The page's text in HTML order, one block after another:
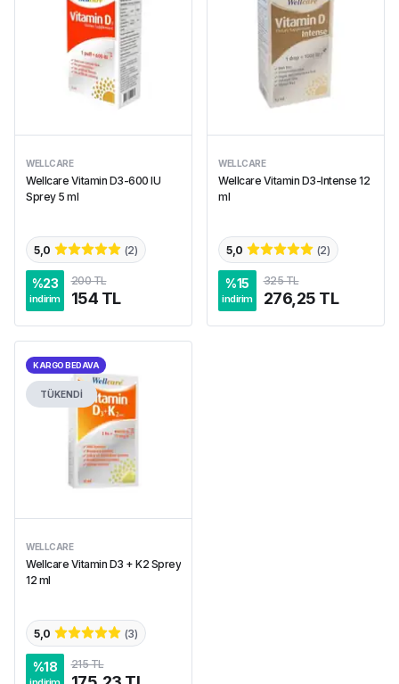
WELLCARE
Wellcare Vitamin D3-600 IU
Sprey 5 ml
5,0 (2)
%23
indirim
200 TL
154 TL
WELLCARE
Wellcare Vitamin D3-Intense 12
ml
5,0 (2)
%15
indirim
325 TL
276,25 TL
KARGO BEDAVA
TÜKENDİ
WELLCARE
Wellcare Vitamin D3 + K2 Sprey
12 ml
5,0 (3)
%18 215 TL